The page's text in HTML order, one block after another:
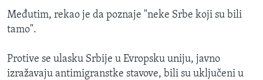
Međutim, rekao je da poznaje "neke Srbe koji su bili
tamo".
Protive se ulasku Srbije u Evropsku uniju, javno
izražavaju antimigranstke stavove, bili su uključeni u